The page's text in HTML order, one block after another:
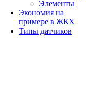
Элементы
Экономия на
примере в ЖКХ
Типы датчиков